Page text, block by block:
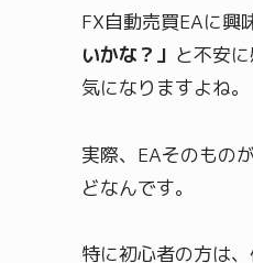
FX自動売買EAに興
いかな？」 と不安
気になりますよね。
実際、EAそのもの
どなんです。
特に初心者の方は